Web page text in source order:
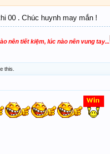
00 . Chúc huynh may mắn !
nên tiết kiệm, lúc nào nên vung tay...
this.